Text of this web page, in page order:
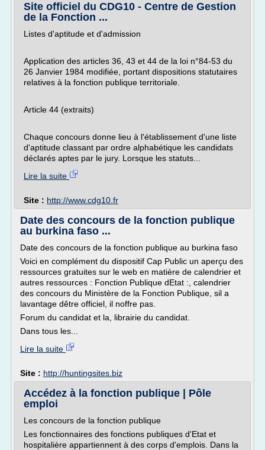
Site officiel du CDG10 - Centre de Gestion
de la Fonction ...
Listes d'aptitude et d'admission
Application des articles 36, 43 et 44 de la loi n°84-53 du
26 Janvier 1984 modifiée, portant dispositions statutaires
relatives à la fonction publique territoriale.
Article 44 (extraits)
Chaque concours donne lieu à l'établissement d'une liste
d'aptitude classant par ordre alphabétique les candidats
déclarés aptes par le jury. Lorsque les statuts...
Lire la suite
Site : http://www.cdg10.fr
Date des concours de la fonction publique
au burkina faso ...
Date des concours de la fonction publique au burkina faso
Voici en complément du dispositif Cap Public un aperçu des
ressources gratuites sur le web en matière de calendrier et
autres ressources : Fonction Publique dEtat :, calendrier
des concours du Ministère de la Fonction Publique, sil a
lavantage dêtre officiel, il noffre pas.
Forum du candidat et la, librairie du candidat.
Dans tous les...
Lire la suite
Site : http://huntingsites.biz
Accédez à la fonction publique | Pôle
emploi
Les concours de la fonction publique
Les fonctionnaires des fonctions publiques d'Etat et
hospitalière appartiennent à des corps d'emplois. Dans la